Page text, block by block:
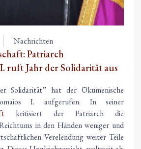
Nachrichten
Patriarch
ruft Jahr der Solidarität aus
Solidarität” hat der Ökumenische
I. aufgerufen. In seiner
kritisiert der Patriarch die
in den Händen weniger und
Verelendung weiter Teile